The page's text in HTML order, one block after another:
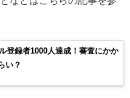
登録者1000人達成！審査にかか
い？